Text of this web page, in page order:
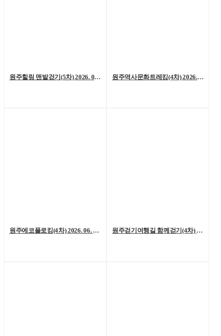
원주힐링 맨발걷기(5차) 2026. 07. 04. (토) 원주역사문화트레킹(4차) 2026. 06. 27.(토)
원주에코플로킹(4차) 2026. 06. 20. (토) 원주걷기여행길 함께걷기(4차) 2026. 6. 13.(토)